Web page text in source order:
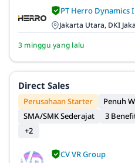
PT Herro Dynamics
Jakarta Utara, DKI
3 minggu yang lalu
Direct Sales
Perusahaan Starter
Penuh
SMA/SMK Sederajat
3
+2
CV VR Group